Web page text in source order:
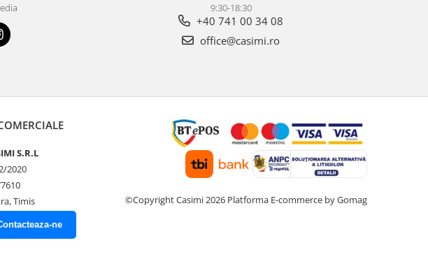
9:30-18:30
+40 741 00 34 08
office@casimi.ro
S.R.L
2020
Timis
ne
©Copyright Casimi 2026 Platforma E-commerce by Gomag